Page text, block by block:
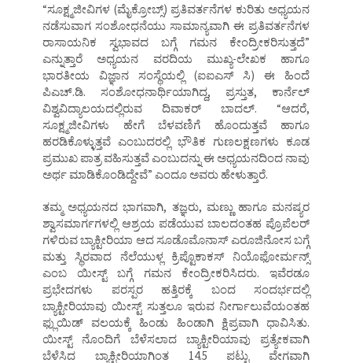
“ಸೂಕ್ಷ್ಮಜೀವಿಗಳ (ಮೈಕ್ರೋಬ್ಸ್) ಪ್ರತಿವರ್ತನೆಗಳ ಕುರಿತು ಅಧ್ಯಯನ
ನಡೆಸುವಾಗ ಸಂಶೋಧನೆಯು ಸಾಮಾನ್ಯವಾಗಿ ಈ ಪ್ರತಿವರ್ತನೆಗಳ
ರಾಸಾಯನಿಕ ಸ್ವಭಾವದ ಬಗ್ಗೆ ಗಮನ ಕೇಂದ್ರೀಕರಿಸುತ್ತದೆ”
ಎನ್ನುತ್ತಾರೆ ಅಧ್ಯಯನ ವರದಿಯ ಮುಖ್ಯ-ಲೇಖಕ ಹಾಗೂ
ಭಾರತೀಯ ವಿಜ್ಞಾನ ಸಂಸ್ಥೆಯಲ್ಲಿ (ಐಐಎಸ್ ಸಿ) ಈ ಹಿಂದೆ
ಪಿಎಚ್.ಡಿ. ಸಂಶೋಧನಾರ್ಥಿಯಾಗಿದ್ದ, ಪ್ರಸ್ತುತ, ಕಾರ್ನೆಲ್
ವಿಶ್ವವಿದ್ಯಾಲಯದಲ್ಲಿರುವ ದಿವಾಕರ್ ಬಾದಲ್. “ಆದರೆ,
ಸೂಕ್ಷ್ಮಜೀವಿಗಳು ಹೇಗೆ ಬೆಳವಣಿಗೆ ಹೊಂದುತ್ತವೆ ಹಾಗೂ
ಹರಡಿಕೊಳ್ಳುತ್ತವೆ ಎಂಬುದರಲ್ಲಿ ಭೌತಿಕ ಗುಣಲಕ್ಷಣಗಳು ಕೂಡ
ಪ್ರಮುಖ ಪಾತ್ರ ವಹಿಸುತ್ತವೆ ಎಂಬುದನ್ನು ಈ ಅಧ್ಯಯನದಿಂದ ನಾವು
ಅರ್ಥ ಮಾಡಿಕೊಂಡಿದ್ದೇವೆ” ಎಂದೂ ಅವರು ಹೇಳುತ್ತಾರೆ.
ತಮ್ಮ ಅಧ್ಯಯನದ ಭಾಗವಾಗಿ, ತಜ್ಞರು, ಮಣ್ಣು ಹಾಗೂ ಮನಷ್ಯರ
ಶ್ವಾಸಮಾರ್ಗಗಳಲ್ಲಿ ಆಶ್ರಯ ಪಡೆಯುವ ಬಾಲದಂತಹ ಪ್ರೊಪೆಲರ್
ಗಳಿರುವ ಬ್ಯಾಕ್ಟೀರಿಯಾ ಆದ ಸೂಡೊಮೊನಾಸ್ ಎರೂಜಿನೋಸ ಬಗ್ಗೆ
ಮತ್ತು ಸ್ಥಿರವಾದ ನೆಲೆಯುಳ್ಲ ಕ್ರಿಪ್ಟೊಕಾಕಸ್ ನಿಯೊಫೋರ್ಮನ್ಸ್
ಎಂಬ ಯೀಸ್ಟ್ ಬಗ್ಗೆ ಗಮನ ಕೇಂದ್ರೀಕರಿಸಿದರು. ಇವೆರಡೂ
ಪ್ರಭೇದಗಳು ಪರಸ್ಪರ ಹತ್ತಿರಕ್ಕೆ ಬಂದ ಸಂದರ್ಭದಲ್ಲಿ
ಬ್ಯಾಕ್ಟೀರಿಯಾವು ಯೀಸ್ಟ್ ಸುತ್ತಲೂ ಇರುವ ನೀರ್ಗಾಲುವೆಯಂತಹ
ಫ್ಲುಯಿಡ್ ವಲಯಕ್ಕೆ ಹಿಂಡು ಹಿಂಡಾಗಿ ಕ್ಷಿಪ್ರವಾಗಿ ಧಾವಿಸಿತು.
ಯೀಸ್ಟ್ ನೊಂದಿಗೆ ಬೆಳೆಸಲಾದ ಬ್ಯಾಕ್ಟೀರಿಯಾವು ಪ್ರತ್ಯೇಕವಾಗಿ
ಬೆಳೆಸಿದ ಬ್ಯಾಕ್ಟೀರಿಯಾಗಿಂತ 14.5 ಪಟ್ಟು ವೇಗವಾಗಿ